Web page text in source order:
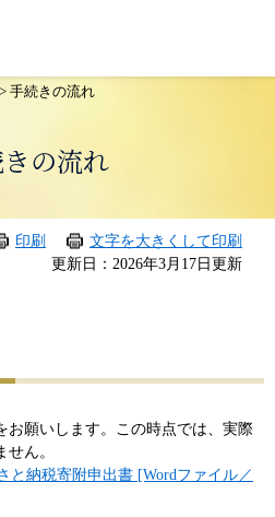
> 手続きの流れ
の流れ
印刷
文字を大きくして印刷
更新日：2026年3月17日更新
お願いします。この時点では、実際
ん。
と納税寄附申出書 [Wordファイル／